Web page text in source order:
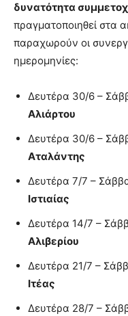
δυνατότητα
πραγματοποιηθεί στα
παραχωρούν οι
ημερομηνίες:
Δευτέρα 30/6 –
Αλιάρτου
Δευτέρα 30/6 –
Αταλάντης
Δευτέρα 7/7 –
Ιστιαίας
Δευτέρα 14/7 –
Αλιβερίου
Δευτέρα 21/7 –
Ιτέας
Δευτέρα 28/7 –